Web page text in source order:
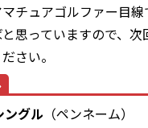
チュアゴルファー目
思っていますので、次
さい。
ングル （ペンネーム）